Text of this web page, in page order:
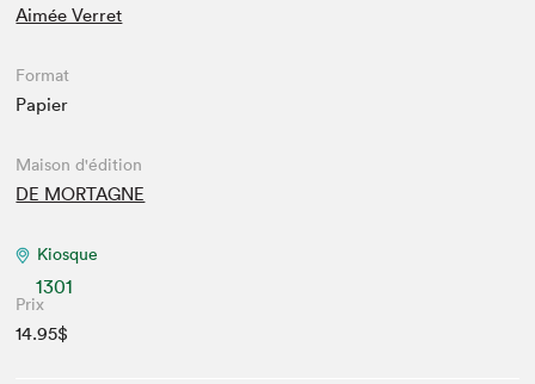
Aimée Verret
Format
Papier
Maison d'édition
DE MORTAGNE
Kiosque
1301
Prix
14.95$